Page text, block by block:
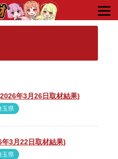
年3月26日取材結果)
玉県
3月22日取材結果)
玉県